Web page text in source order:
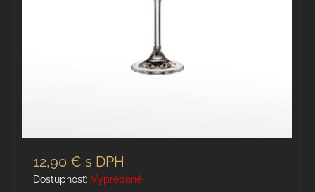
12,90 € s DPH
Dostupnosť: Vypredané